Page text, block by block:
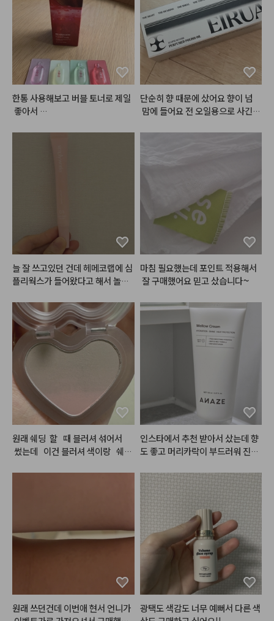
한통 사용해보고 버블 토너로 제일
좋아서
단순히 향 때문에 샀어요 향이 넘
맘에 들어요 전 오일용으로 사긴했
가 적당..
늘 잘 쓰고있던 건데 헤메코랩에 심
플리웍스가 들어왔다고 해서 놀랐
는 3번이 가장 잘 쓰일 것 같아서 하
나 더 구매했습니다. 포인트도 쓸겸
해서요ㅎㅎ 쉽게 설명하면 1번은 각
질을 없애주고 2번은 수분을 채워
주고 3번은 영양을 넣어줘요. 3번
은 밤에 바르면 아침까지도 쫀득하
게 입술에 남아있고 각질도 적당히
잘 불려주는 편입니다. 아침에 바
르면 그 어떤 글로우립보다 반짝거
리기는 하지만.. 좀만 많이 발랐다
싶으면 흘러내리고.. 제형이 안 맞
으면 아래 발라둔 립베이스부터 립
ㅋㅋ.. 게다가 심플리웍스가 늘 아
마침 필요했는데 포인트 적용해서
잘 구매했어요 믿고 샀습니다~
원래 쉐딩  할   때 블러셔 섞어서
썼는데   이건 블러셔 색이랑   쉐딩
영 생기   있어 보여여.  근데   좀
잘   깨질 것   같은   느낌   발색은
도  안칙칙 하게 생기. 있게 이쁘고
발색력도  좋고 해서 다음에도 재
구매 할 것 같아요.
인스타에서 추천 받아서 샀는데 향
도 좋고 머리카락이 부드러워 진게
원래 쓰던건데 이번애 현서 언니가
광택도 색감도 너무 예뻐서 다른 색